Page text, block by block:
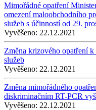
Mimořádné opatření
omezení maloobchodního
služeb s účinností od 29.
Vyvěšeno: 22.12.2021
Změna krizového opatření
služeb
Vyvěšeno: 22.12.2021
Změna mimořádného
diskriminačním RT-PCR
Vyvěšeno: 22.12.2021